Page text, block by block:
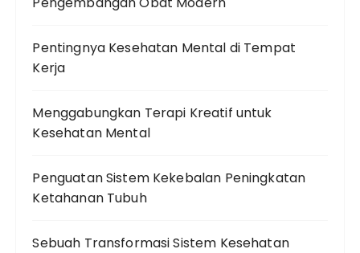
Pentingnya Kesehatan Mental di Tempat
Kerja
Menggabungkan Terapi Kreatif untuk
Kesehatan Mental
Penguatan Sistem Kekebalan Peningkatan
Ketahanan Tubuh
Sebuah Transformasi Sistem Kesehatan